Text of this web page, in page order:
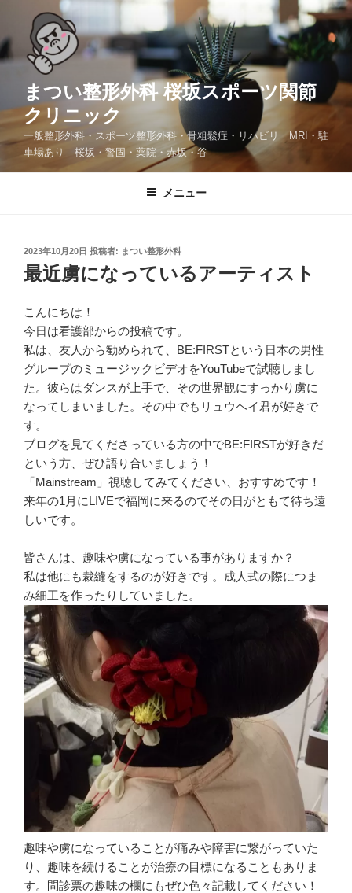
テ
ン
ス
キ
まつい整形外科 桜坂スポーツ関節
クリニック
一般整形外科・スポーツ整形外科・骨粗鬆症・リハビリ MRI・駐
車場あり 桜坂・警固・薬院・赤坂・谷
メニュー
投
稿
日:
2023年10月20日 投稿者: まつい整形外科
最近虜になっているアーティスト
こんにちは！
今日は看護部からの投稿です。
私は、友人から勧められて、BE:FIRSTという日本の男性
グループのミュージックビデオをYouTubeで試聴しまし
た。彼らはダンスが上手で、その世界観にすっかり虜に
なってしまいました。その中でもリュウヘイ君が好きで
す。
ブログを見てくださっている方の中でBE:FIRSTが好きだ
という方、ぜひ語り合いましょう！
「Mainstream」視聴してみてください、おすすめです！
来年の1月にLIVEで福岡に来るのでその日がともて待ち遠
しいです。
皆さんは、趣味や虜になっている事がありますか？
私は他にも裁縫をするのが好きです。成人式の際につま
み細工を作ったりしていました。
趣味や虜になっていることが痛みや障害に繋がっていた
り、趣味を続けることが治療の目標になることもありま
す。問診票の趣味の欄にもぜひ色々記載してください！